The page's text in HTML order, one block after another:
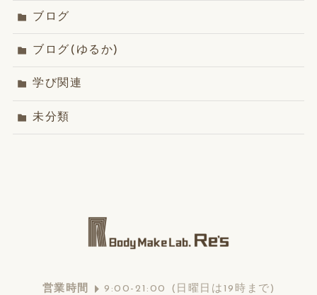
ブログ
ブログ(ゆるか)
学び関連
未分類
営業 時間 9:00-21:00 (日曜日は19時まで)